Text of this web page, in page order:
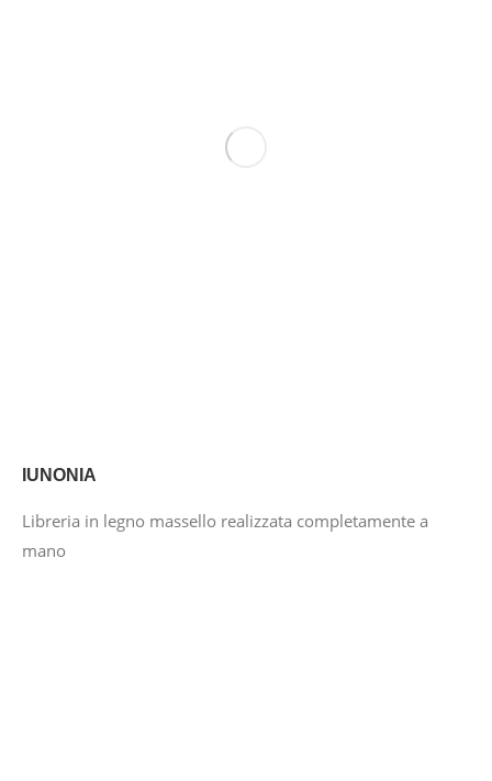
IUNONIA
Libreria in legno massello realizzata completamente a
mano